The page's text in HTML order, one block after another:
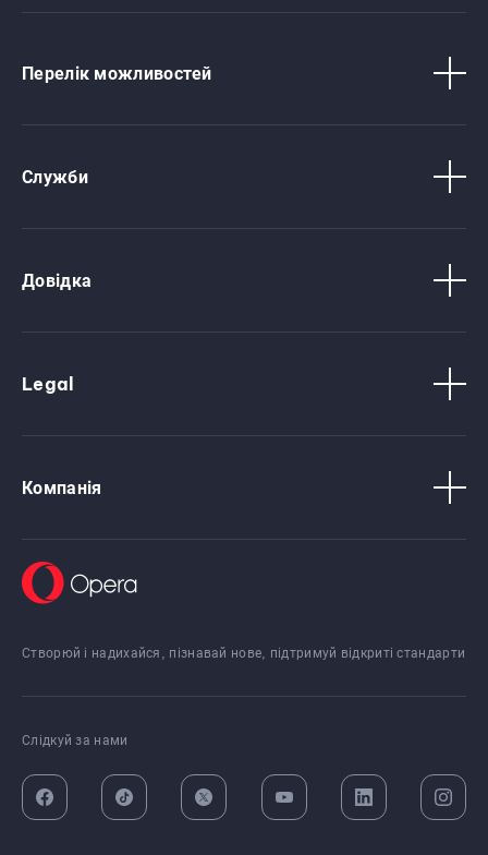
Перелік можливостей
Служби
Довідка
Legal
Компанія
Створюй і надихайся, пізнавай нове, підтримуй відкриті стандарти
Слідкуй за нами